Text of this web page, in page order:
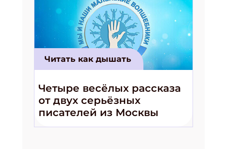
Читать как дышать
Четыре весёлых рассказа
от двух серьёзных
писателей из Москвы